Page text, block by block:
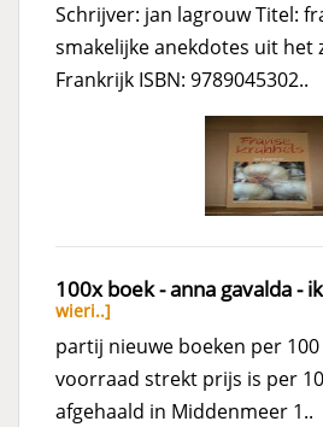
Schrijver: jan lagrouw Titel:
smakelijke anekdotes uit het
Frankrijk ISBN: 9789045302..
100x boek - anna gavalda -
wieri..]
partij nieuwe boeken per
voorraad strekt prijs is per
afgehaald in Middenmeer 1..